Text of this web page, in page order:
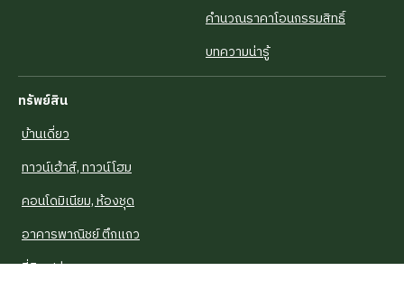
คำนวณราคาโอนกรรมสิทธิ์
บทความน่ารู้
ทรัพย์สิน
บ้านเดี่ยว
ทาวน์เฮ้าส์, ทาวน์โฮม
คอนโดมิเนียม, ห้องชุด
อาคารพาณิชย์ ตึกแถว
ที่ดินเปล่า